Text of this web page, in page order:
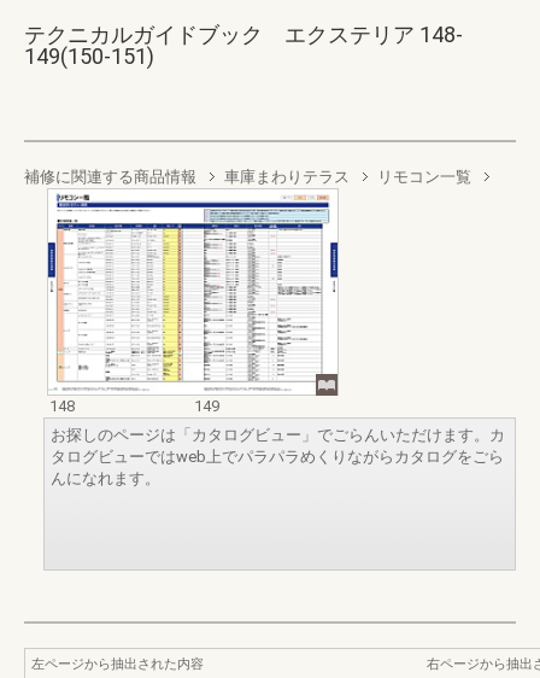
テクニカルガイドブック エクステリア 148-
149(150-151)
補修に関連する商品情報 車庫まわりテラス リモコン一覧
148
149
お探しのページは「カタログビュー」でごらんいただけます。カ
タログビューではweb上でパラパラめくりながらカタログをごら
んになれます。
左ページから抽出された内容
右ページから抽出